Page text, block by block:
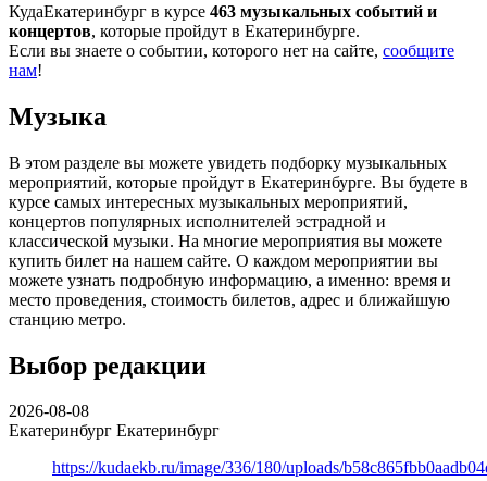
КудаЕкатеринбург в курсе 463 музыкальных событий и
концертов, которые пройдут в Екатеринбурге.
Если вы знаете о событии, которого нет на сайте, сообщите
нам!
Музыка
В этом разделе вы можете увидеть подборку музыкальных
мероприятий, которые пройдут в Екатеринбурге. Вы будете в
курсе самых интересных музыкальных мероприятий,
концертов популярных исполнителей эстрадной и
классической музыки. На многие мероприятия вы можете
купить билет на нашем сайте. О каждом мероприятии вы
можете узнать подробную информацию, а именно: время и
место проведения, стоимость билетов, адрес и ближайшую
станцию метро.
Выбор редакции
2026-08-08
Екатеринбург Екатеринбург
https://kudaekb.ru/image/336/180/uploads/